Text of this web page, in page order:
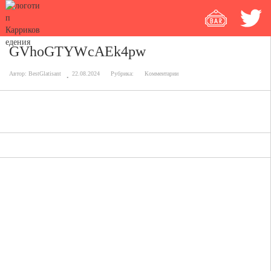
GVhoGTYWcAEk4pw
Автор: BestGlatisant 22.08.2024 Рубрика: Комментарии